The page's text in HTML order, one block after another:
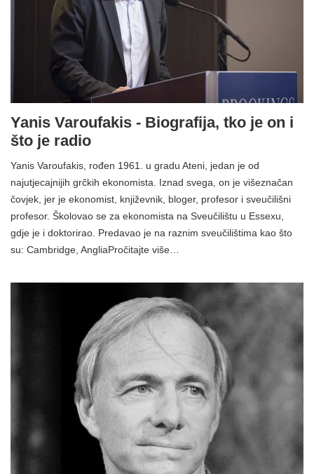
Yanis Varoufakis - Biografija, tko je on i
što je radio
Yanis Varoufakis, rođen 1961. u gradu Ateni, jedan je od
najutjecajnijih grčkih ekonomista. Iznad svega, on je višeznačan
čovjek, jer je ekonomist, književnik, bloger, profesor i sveučilišni
profesor. Školovao se za ekonomista na Sveučilištu u Essexu,
gdje je i doktorirao. Predavao je na raznim sveučilištima kao što
su: Cambridge, AngliaPročitajte više…